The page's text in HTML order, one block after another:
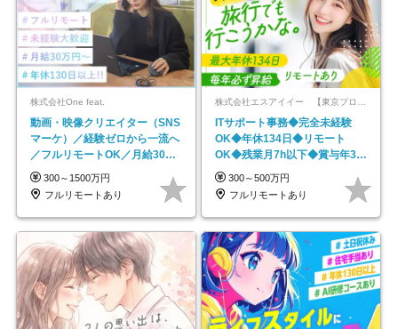
株式会社One feat.
動画・映像クリエイター（SNS
マーケ）／経験ゼロから一流へ
／フルリモートOK／月給30万
円～／年休130日以上
300～1500万円
フルリモートあり
ITサポート事務◆完全未経験
OK◆年休134日◆リモート
OK◆残業月7h以下◆賞与年3回
◆5年目まで必ず昇給
300～500万円
フルリモートあり